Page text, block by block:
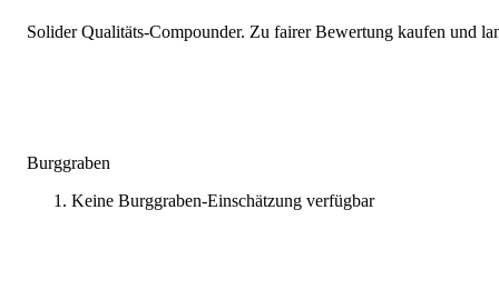
Solider Qualitäts-Compounder. Zu fairer Bewertung kaufen und
Burggraben
Keine Burggraben-Einschätzung verfügbar